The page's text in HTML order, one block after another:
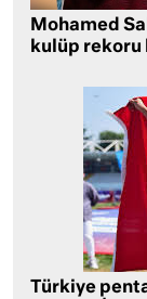
Mohamed
kulüp rekoru
Türkiye